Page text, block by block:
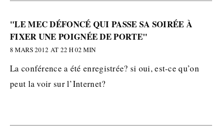
"LE MEC DÉFONCÉ QUI PASSE SA SOIRÉE À
FIXER UNE POIGNÉE DE PORTE"
8 MARS 2012 AT 22 H 02 MIN
La conférence a été enregistrée? si oui, est-ce qu’on
peut la voir sur l’Internet?